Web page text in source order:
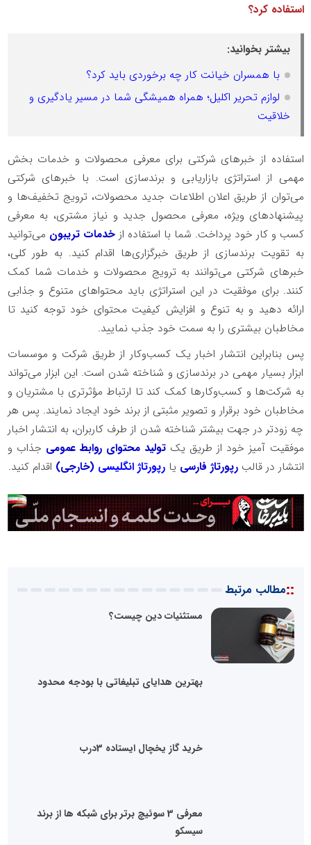
استفاده کرد؟
بیشتر بخوانید:
با همسران خیانت کار چه برخوردی باید کرد؟
لوازم تحریر اکلیل؛ همراه همیشگی شما در مسیر یادگیری و
خلاقیت
استفاده از خبرهای شرکتی برای معرفی محصولات و خدمات بخش
مهمی از استراتژی بازاریابی و برندسازی است. با خبرهای شرکتی
می‌توان از طریق اعلان اطلاعات جدید محصولات، ترویج تخفیف‌ها و
پیشنهادهای ویژه، معرفی محصول جدید و نیاز مشتری، به معرفی
کسب و کار خود پرداخت. شما با استفاده ازخدمات تریبون می‌توانید
به تقویت برندسازی از طریق خبرگزاری‌ها اقدام کنید. به طور کلی،
خبرهای شرکتی می‌توانند به ترویج محصولات و خدمات شما کمک
کنند. برای موفقیت در این استراتژی باید محتواهای متنوع و جذابی
ارائه دهید و به تنوع و افزایش کیفیت محتوای خود توجه کنید تا
مخاطبان بیشتری را به سمت خود جذب نمایید.
پس بنابراین انتشار اخبار یک کسب‌وکار از طریق شرکت و موسسات
ابزار بسیار مهمی در برندسازی و شناخته شدن است. این ابزار می‌تواند
به شرکت‌ها و کسب‌وکارها کمک کند تا ارتباط مؤثرتری با مشتریان و
مخاطبان خود برقرار و تصویر مثبتی از برند خود ایجاد نمایند. پس هر
چه زودتر در جهت بیشتر شناخته شدن از طرف کاربران، به انتشار اخبار
موفقیت آمیز خود از طریق یکتولید محتوای روابط عمومی جذاب و
انتشار در قالبرپورتاژ فارسی یارپورتاژ انگلیسی (خارجی) اقدام کنید.
::مطالب مرتبط
مستثنیات دین چیست؟
بهترین هدایای تبلیغاتی با بودجه محدود
خرید گاز یخچال ایستاده 3درب
معرفی 3 سوئیچ برتر برای شبکه ها از برند
سیسکو